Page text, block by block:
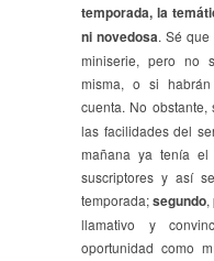
temporada, la
ni novedosa. Sé
miniserie, pero no
misma, o si
cuenta. No
las facilidades del
mañana ya tenía
suscriptores y así
temporada;segundo,
llamativo y
oportunidad como